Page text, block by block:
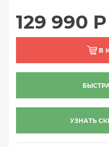
129 990 Р
В
УЗНАТЬ